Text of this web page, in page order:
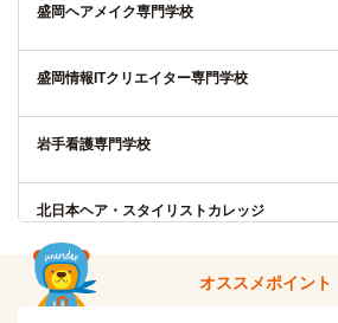
岩手医科大学(矢巾キャンパス)
盛岡→（JR東北本線12分）→矢幅
盛岡ヘアメイク専門学校
盛岡情報ITクリエイター専門学校
岩手看護専門学校
北日本ヘア・スタイリストカレッジ
北日本医療福祉専門学校 オススメポイント